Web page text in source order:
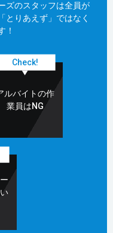
ズのスタッフは全員が
とりあえず」ではなく
！
Check!
ルバイトの作
業員はNG